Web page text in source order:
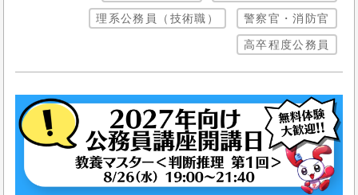
理系公務員（技術職）
警察官・消防官
高卒程度公務員